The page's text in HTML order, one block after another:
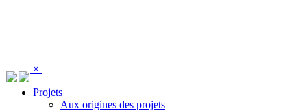
×
Projets
Aux origines des projets